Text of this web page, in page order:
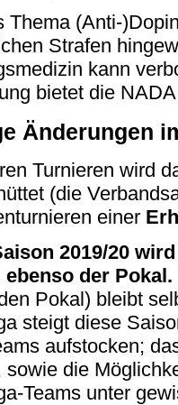
Thema (Anti-
Strafen
kann
bietet die
Änderungen
Turnieren wird
(die
einer
2019/20
ebenso der Pokal.
Pokal) bleibt
steigt diese
aufstocken;
sowie die
Teams unter